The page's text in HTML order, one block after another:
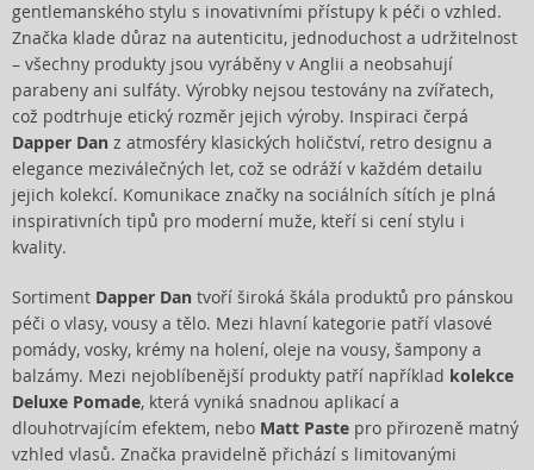
gentlemanského stylu s inovativními přístupy k péči o vzhled.
Značka klade důraz na autenticitu, jednoduchost a udržitelnost
– všechny produkty jsou vyráběny v Anglii a neobsahují
parabeny ani sulfáty. Výrobky nejsou testovány na zvířatech,
což podtrhuje etický rozměr jejich výroby. Inspiraci čerpá
Dapper Dan z atmosféry klasických holičství, retro designu a
elegance meziválečných let, což se odráží v každém detailu
jejich kolekcí. Komunikace značky na sociálních sítích je plná
inspirativních tipů pro moderní muže, kteří si cení stylu i
kvality.
Sortiment Dapper Dan tvoří široká škála produktů pro pánskou
péči o vlasy, vousy a tělo. Mezi hlavní kategorie patří vlasové
pomády, vosky, krémy na holení, oleje na vousy, šampony a
balzámy. Mezi nejoblíbenější produkty patří například kolekce
Deluxe Pomade, která vyniká snadnou aplikací a
dlouhotrvajícím efektem, nebo Matt Paste pro přirozeně matný
vzhled vlasů. Značka pravidelně přichází s limitovanými